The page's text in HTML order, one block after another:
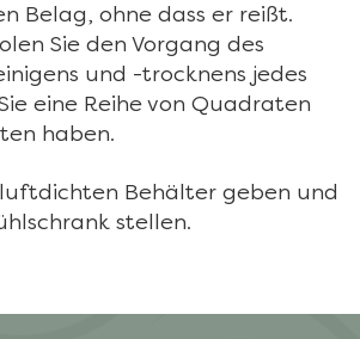
Belag, ohne dass er reißt.
Sie den Vorgang des
und -trocknens jedes
eine Reihe von Quadraten
haben.
Behälter geben und
stellen.